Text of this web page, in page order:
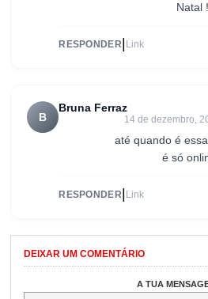
Natal !
RESPONDER Link
B
Bruna Ferraz
14 de dezembro,
até quando é
é só
RESPONDER Link
DEIXAR UM COMENTÁRIO
A TUA